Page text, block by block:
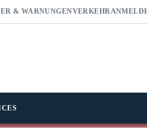
& WARNUNGENVERKEHR